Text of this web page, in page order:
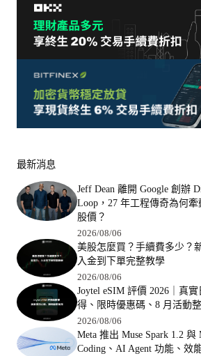
最新消息
Jeff Dean 離開 Google 創辦
Loop，27 年工程傳奇為何牽
股價？
2026/08/06
美股怎麼買？手續費多少？
入金到下單完整教學
2026/08/06
Joytel eSIM 評價 2026｜真
得、限時優惠碼、8 月活動
2026/08/06
Meta 推出 Muse Spark 1.2 與
Coding、AI Agent 功能、效